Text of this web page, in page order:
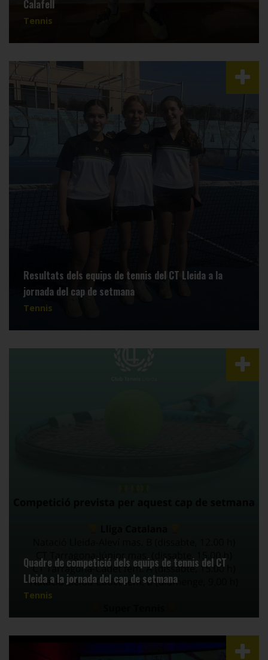
Calafell
Tennis
Resultats dels equips de tennis del CT Lleida a la
jornada del cap de setmana
Tennis
Quadre de competició dels equips de tennis del CT
Lleida a la jornada del cap de setmana
Tennis